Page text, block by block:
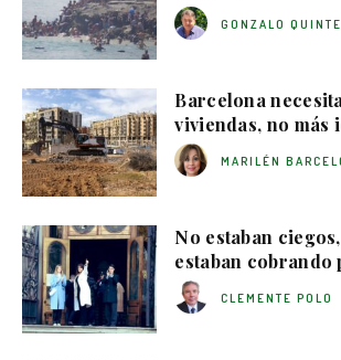
GONZALO
Barcelona
viviendas, no más
MARILÉN
No estaban
estaban cobrando
CLEMENTE POLO